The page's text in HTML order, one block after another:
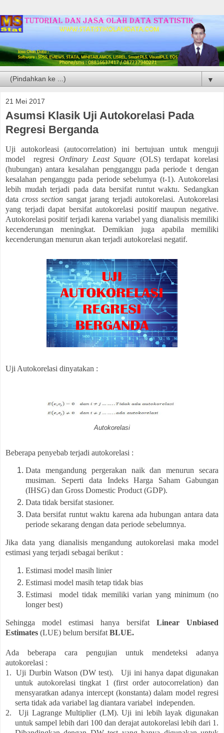
▼
21 Mei 2017
Asumsi Klasik Uji Autokorelasi Pada
Regresi Berganda
Uji autokorleasi (autocorrelation) ini bertujuan untuk menguji
model
regresi Ordinary Least Square (OLS) terdapat korelasi
(hubungan) antara kesalahan pengganggu pada periode t dengan
kesalahan penganggu pada periode sebelumya (t-1). Autokorelasi
lebih mudah terjadi pada data bersifat runtut waktu. Sedangkan
data cross section sangat jarang terjadi autokorelasi. Autokorelasi
yang terjadi dapat bersifat autokorelasi positif maupun negative.
Autokorelasi positif terjadi karena variabel yang dianalisis memiliki
kecenderungan meningkat. Demikian juga apabila memiliki
kecenderungan menurun akan terjadi autokorelasi negatif.
Uji Autokorelasi dinyatakan :
Autokorelasi
Beberapa penyebab terjadi autokorelasi :
Data mengandung pergerakan naik dan menurun secara
musiman. Seperti data Indeks Harga Saham Gabungan
(IHSG) dan Gross Domestic Product (GDP).
Data tidak bersifat stasioner.
Data bersifat runtut waktu karena ada hubungan antara data
periode sekarang dengan data periode sebelumnya.
Jika data yang dianalisis mengandung autokorelasi maka model
estimasi yang terjadi sebagai berikut :
Estimasi model masih linier
Estimasi model masih tetap tidak bias
Estimasi
model tidak memiliki varian yang minimum (no
longer best)
Sehingga model estimasi hanya bersifat Linear Unbiased
Estimates (LUE) belum bersifat BLUE.
Ada beberapa cara pengujian untuk mendeteksi adanya
autokorelasi :
1.
Uji Durbin Watson (DW test). Uji ini hanya dapat digunakan
untuk autokorelasi tingkat 1 (first order autocorrelation) dan
mensyaratkan adanya intercept (konstanta) dalam model regresi
serta tidak ada variabel lag diantara variabel independen.
2.
Uji Lagrange Multiplier (LM). Uji ini lebih layak digunakan
untuk sampel lebih dari 100 dan derajat autokorelasi lebih dari 1.